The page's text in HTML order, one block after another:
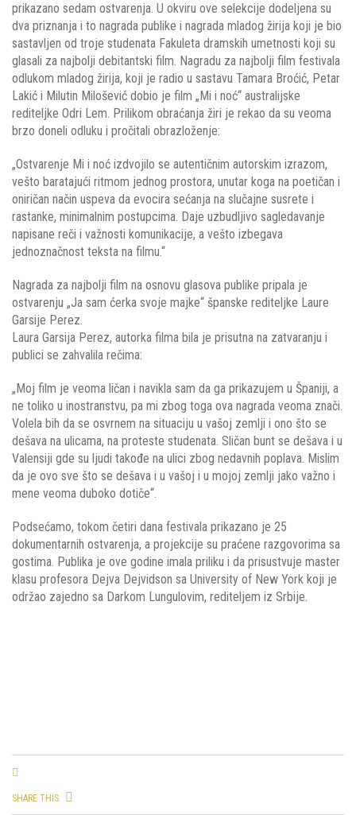
prikazano sedam ostvarenja. U okviru ove selekcije dodeljena su
dva priznanja i to nagrada publike i nagrada mladog žirija koji je bio
sastavljen od troje studenata Fakuleta dramskih umetnosti koji su
glasali za najbolji debitantski film. Nagradu za najbolji film festivala
odlukom mladog žirija, koji je radio u sastavu Tamara Broćić, Petar
Lakić i Milutin Milošević dobio je film „Mi i noć“ australijske
rediteljke Odri Lem. Prilikom obraćanja žiri je rekao da su veoma
brzo doneli odluku i pročitali obrazloženje:
„Ostvarenje Mi i noć izdvojilo se autentičnim autorskim izrazom,
vešto baratajući ritmom jednog prostora, unutar koga na poetičan i
oniričan način uspeva da evocira sećanja na slučajne susrete i
rastanke, minimalnim postupcima. Daje uzbudljivo sagledavanje
napisane reči i važnosti komunikacije, a vešto izbegava
jednoznačnost teksta na filmu.“
Nagrada za najbolji film na osnovu glasova publike pripala je
ostvarenju „Ja sam ćerka svoje majke“ španske rediteljke Laure
Garsije Perez.
Laura Garsija Perez, autorka filma bila je prisutna na zatvaranju i
publici se zahvalila rečima:
„Moj film je veoma ličan i navikla sam da ga prikazujem u Španiji, a
ne toliko u inostranstvu, pa mi zbog toga ova nagrada veoma znači.
Volela bih da se osvrnem na situaciju u vašoj zemlji i ono što se
dešava na ulicama, na proteste studenata. Sličan bunt se dešava i u
Valensiji gde su ljudi takođe na ulici zbog nedavnih poplava. Mislim
da je ovo sve što se dešava i u vašoj i u mojoj zemlji jako važno i
mene veoma duboko dotiče“.
Podsećamo, tokom četiri dana festivala prikazano je 25
dokumentarnih ostvarenja, a projekcije su praćene razgovorima sa
gostima. Publika je ove godine imala priliku i da prisustvuje master
klasu profesora Dejva Dejvidson sa University of New York koji je
održao zajedno sa Darkom Lungulovim, rediteljem iz Srbije.
SHARE THIS